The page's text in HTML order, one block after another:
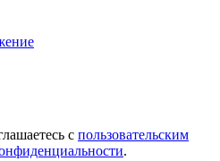
с пользовательским
.